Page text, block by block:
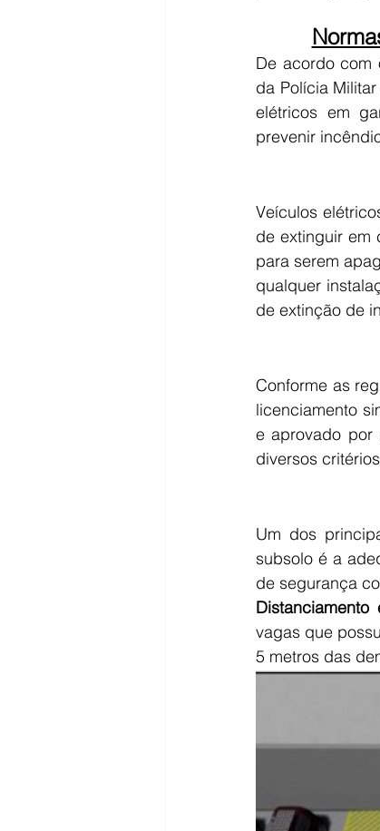
De acordo com
da Polícia
elétricos em
prevenir
Veículos
de extinguir em
para serem
qualquer
de extinção de
Conforme as
licenciamento
e aprovado por
diversos
Um dos
subsolo é a
de segurança
Distanciamento
vagas que
5 metros das